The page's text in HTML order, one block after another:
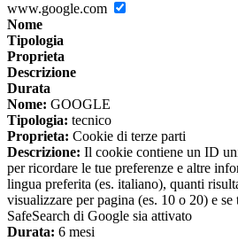
www.google.com
Nome
Tipologia
Proprieta
Descrizione
Durata
Nome: GOOGLE
Tipologia: tecnico
Proprieta: Cookie di terze parti
Descrizione: Il cookie contiene un ID
per ricordare le tue preferenze e altre
lingua preferita (es. italiano), quanti
visualizzare per pagina (es. 10 o 20) e
SafeSearch di Google sia attivato
Durata: 6 mesi